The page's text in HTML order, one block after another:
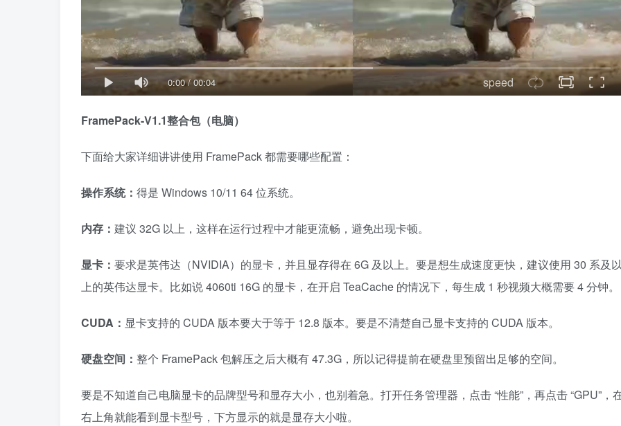
0:00/00:04 speed
FramePack-V1.1整合包（电脑）
下面给大家详细讲讲使用 FramePack 都需要哪些配置：
操作系统： 得是 Windows 10/11 64 位系统。
内存： 建议 32G 以上，这样在运行过程中才能更流畅，避免出现卡顿。
显卡： 要求是英伟达（NVIDIA）的显卡，并且显存得在 6G 及以上。要是想生成速度更快，建议使用 30 系及以
上的英伟达显卡。比如说 4060ti 16G 的显卡，在开启 TeaCache 的情况下，每生成 1 秒视频大概需要 4 分钟。
CUDA： 显卡支持的 CUDA 版本要大于等于 12.8 版本。要是不清楚自己显卡支持的 CUDA 版本。
硬盘空间： 整个 FramePack 包解压之后大概有 47.3G，所以记得提前在硬盘里预留出足够的空间。
要是不知道自己电脑显卡的品牌型号和显存大小，也别着急。打开任务管理器，点击 “性能”，再点击 “GPU”，
右上角就能看到显卡型号，下方显示的就是显存大小啦。